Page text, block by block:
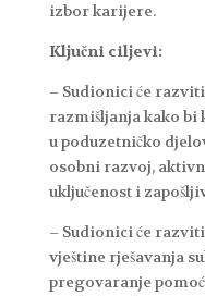
izbor karijere.
Ključni ciljevi:
– Sudionici će
razmišljanja kako
u poduzetničko
osobni razvoj,
uključenost i
– Sudionici će
vještine rješavanja
pregovaranje